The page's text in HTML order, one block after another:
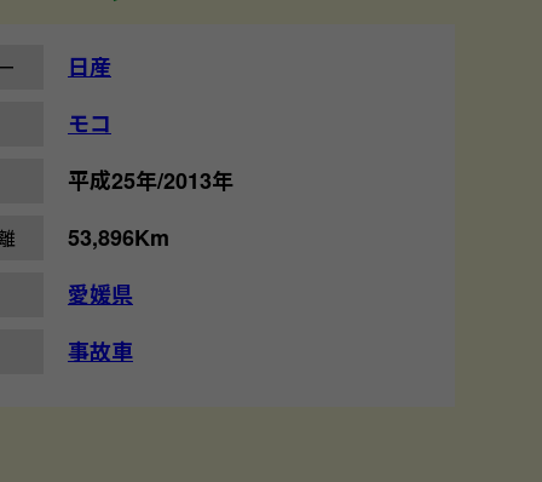
日産
モコ
平成25年/2013年
53,896Km
愛媛県
事故車